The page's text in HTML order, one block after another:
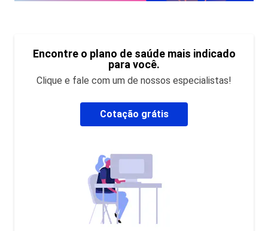
Encontre o plano de saúde mais indicado
para você.
Clique e fale com um de nossos especialistas!
Cotação grátis